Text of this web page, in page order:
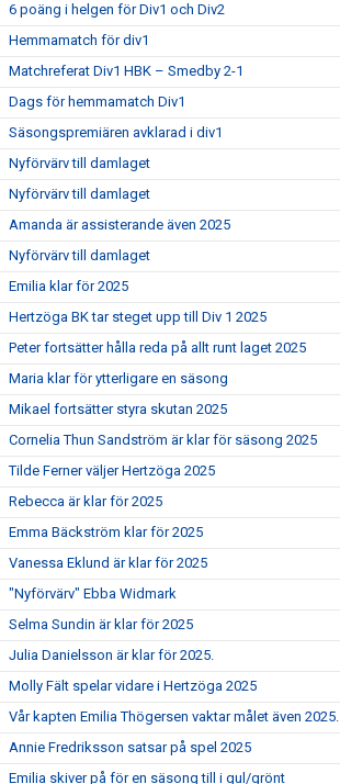
6 poäng i helgen för Div1 och Div2
Hemmamatch för div1
Matchreferat Div1 HBK – Smedby 2-1
Dags för hemmamatch Div1
Säsongspremiären avklarad i div1
Nyförvärv till damlaget
Nyförvärv till damlaget
Amanda är assisterande även 2025
Nyförvärv till damlaget
Emilia klar för 2025
Hertzöga BK tar steget upp till Div 1 2025
Peter fortsätter hålla reda på allt runt laget 2025
Maria klar för ytterligare en säsong
Mikael fortsätter styra skutan 2025
Cornelia Thun Sandström är klar för säsong 2025
Tilde Ferner väljer Hertzöga 2025
Rebecca är klar för 2025
Emma Bäckström klar för 2025
Vanessa Eklund är klar för 2025
"Nyförvärv" Ebba Widmark
Selma Sundin är klar för 2025
Julia Danielsson är klar för 2025.
Molly Fält spelar vidare i Hertzöga 2025
Vår kapten Emilia Thögersen vaktar målet även 2025.
Annie Fredriksson satsar på spel 2025
Emilia skiver på för en säsong till i gul/grönt